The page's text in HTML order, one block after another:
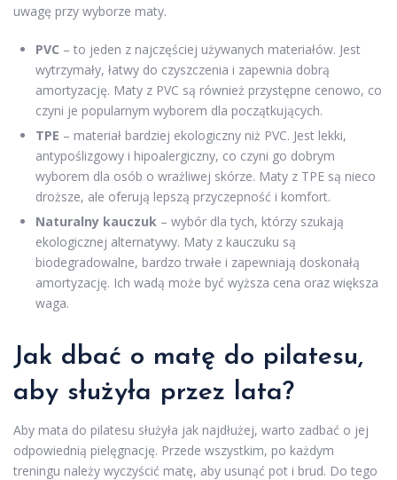
uwagę przy wyborze maty.
PVC – to jeden z najczęściej używanych materiałów. Jest
wytrzymały, łatwy do czyszczenia i zapewnia dobrą
amortyzację. Maty z PVC są również przystępne cenowo, co
czyni je popularnym wyborem dla początkujących.
TPE – materiał bardziej ekologiczny niż PVC. Jest lekki,
antypoślizgowy i hipoalergiczny, co czyni go dobrym
wyborem dla osób o wrażliwej skórze. Maty z TPE są nieco
droższe, ale oferują lepszą przyczepność i komfort.
Naturalny kauczuk – wybór dla tych, którzy szukają
ekologicznej alternatywy. Maty z kauczuku są
biodegradowalne, bardzo trwałe i zapewniają doskonałą
amortyzację. Ich wadą może być wyższa cena oraz większa
waga.
Jak dbać o matę do pilatesu,
aby służyła przez lata?
Aby mata do pilatesu służyła jak najdłużej, warto zadbać o jej
odpowiednią pielęgnację. Przede wszystkim, po każdym
treningu należy wyczyścić matę, aby usunąć pot i brud. Do tego